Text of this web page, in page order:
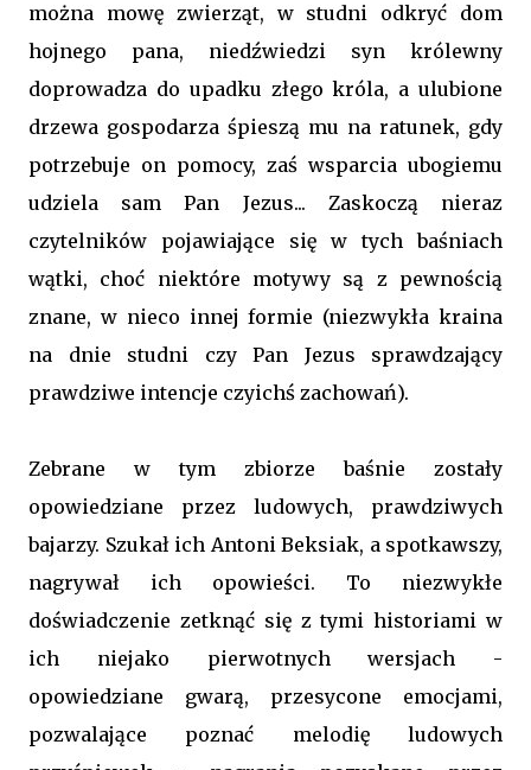
można mowę zwierząt, w studni odkryć dom
hojnego pana, niedźwiedzi syn królewny
doprowadza do upadku złego króla, a ulubione
drzewa gospodarza śpieszą mu na ratunek, gdy
potrzebuje on pomocy, zaś wsparcia ubogiemu
udziela sam Pan Jezus... Zaskoczą nieraz
czytelników pojawiające się w tych baśniach
wątki, choć niektóre motywy są z pewnością
znane, w nieco innej formie (niezwykła kraina
na dnie studni czy Pan Jezus sprawdzający
prawdziwe intencje czyichś zachowań).
Zebrane w tym zbiorze baśnie zostały
opowiedziane przez ludowych, prawdziwych
bajarzy. Szukał ich Antoni Beksiak, a spotkawszy,
nagrywał ich opowieści. To niezwykłe
doświadczenie zetknąć się z tymi historiami w
ich niejako pierwotnych wersjach -
opowiedziane gwarą, przesycone emocjami,
pozwalające poznać melodię ludowych